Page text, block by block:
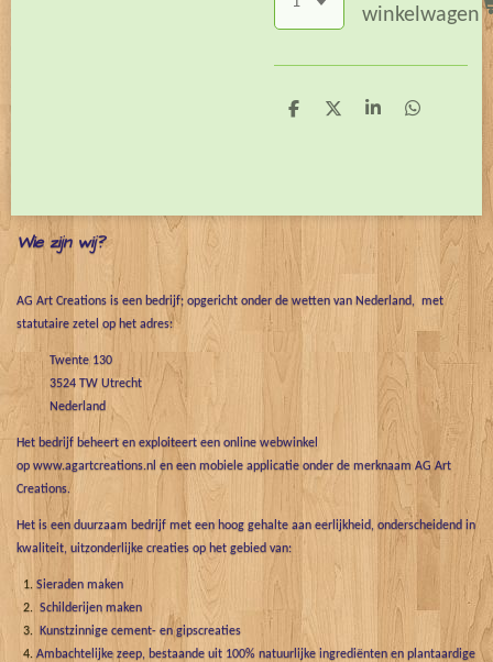
winkelwagen
D
D
S
D
Wie zijn wij?
AG Art Creations is een bedrijf; opgericht onder de wetten van Nederland, met
statutaire zetel op het adres:
Twente 130
3524 TW Utrecht
Nederland
Het bedrijf beheert en exploiteert een online webwinkel
op www.agartcreations.nl en een mobiele applicatie onder de merknaam AG Art
Creations.
Het is een duurzaam bedrijf met een hoog gehalte aan eerlijkheid, onderscheidend in
kwaliteit, uitzonderlijke creaties op het gebied van:
Sieraden maken
Schilderijen maken
Kunstzinnige cement- en gipscreaties
Ambachtelijke zeep, bestaande uit 100% natuurlijke ingrediënten en plantaardige